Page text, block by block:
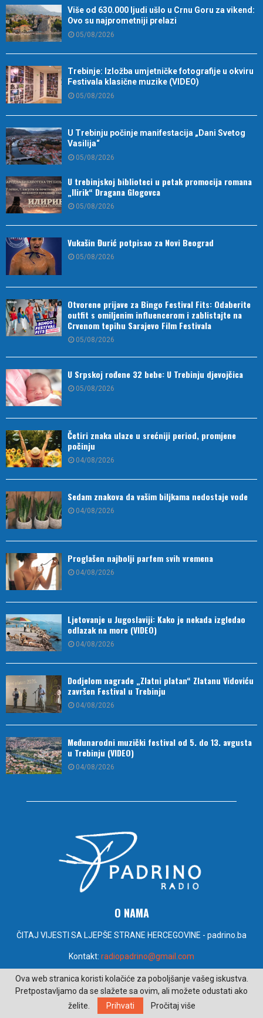
Više od 630.000 ljudi ušlo u Crnu Goru za vikend:
Ovo su najprometniji prelazi
05/08/2026
Trebinje: Izložba umjetničke fotografije u okviru
Festivala klasične muzike (VIDEO)
05/08/2026
U Trebinju počinje manifestacija „Dani Svetog
Vasilija“
05/08/2026
U trebinjskoj biblioteci u petak promocija romana
„Ilirik“ Dragana Glogovca
05/08/2026
Vukašin Đurić potpisao za Novi Beograd
05/08/2026
Otvorene prijave za Bingo Festival Fits: Odaberite
outfit s omiljenim influencerom i zablistajte na
Crvenom tepihu Sarajevo Film Festivala
05/08/2026
U Srpskoj rođene 32 bebe: U Trebinju djevojčica
05/08/2026
Četiri znaka ulaze u srećniji period, promjene
počinju
04/08/2026
Sedam znakova da vašim biljkama nedostaje vode
04/08/2026
Proglašen najbolji parfem svih vremena
04/08/2026
Ljetovanje u Jugoslaviji: Kako je nekada izgledao
odlazak na more (VIDEO)
04/08/2026
Dodjelom nagrade „Zlatni platan“ Zlatanu Vidoviću
završen Festival u Trebinju
04/08/2026
Međunarodni muzički festival od 5. do 13. avgusta
u Trebinju (VIDEO)
04/08/2026
O NAMA
ČITAJ VIJESTI SA LJEPŠE STRANE HERCEGOVINE - padrino.ba
Kontakt: radiopadrino@gmail.com
PRATITE NAS
Ova web stranica koristi kolačiće za poboljšanje vašeg iskustva.
Pretpostavljamo da se slažete sa ovim, ali možete odustati ako
želite.
Prihvati Pročitaj više